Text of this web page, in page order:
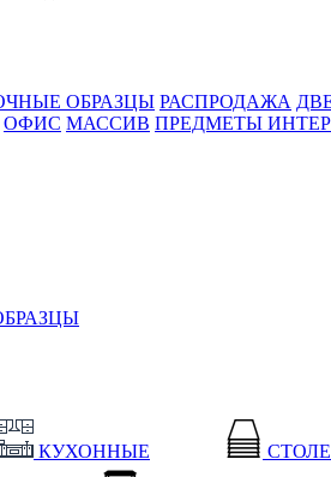
ОБРАЗЦЫ РАСПРОДАЖА
ОФИС МАССИВ ПРЕДМЕТЫ
КУХОННЫЕ